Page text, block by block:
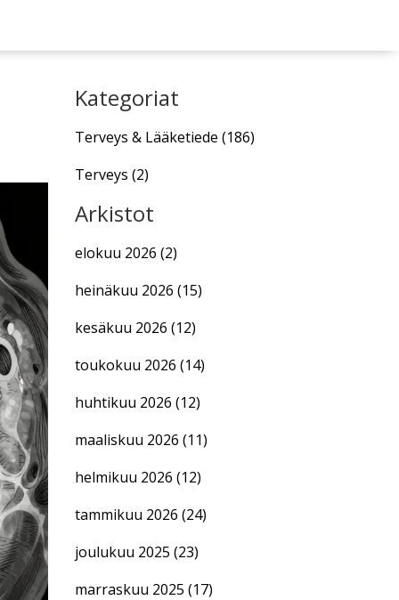
Kategoriat
Terveys & Lääketiede (186)
Terveys (2)
Arkistot
elokuu 2026 (2)
heinäkuu 2026 (15)
kesäkuu 2026 (12)
toukokuu 2026 (14)
huhtikuu 2026 (12)
maaliskuu 2026 (11)
helmikuu 2026 (12)
tammikuu 2026 (24)
joulukuu 2025 (23)
marraskuu 2025 (17)